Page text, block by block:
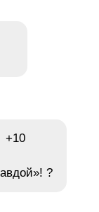
+10
?